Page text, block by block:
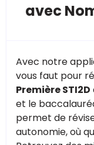
avec
Avec notre
vous faut pour
Première STI2D
et le
permet de
autonomie, où